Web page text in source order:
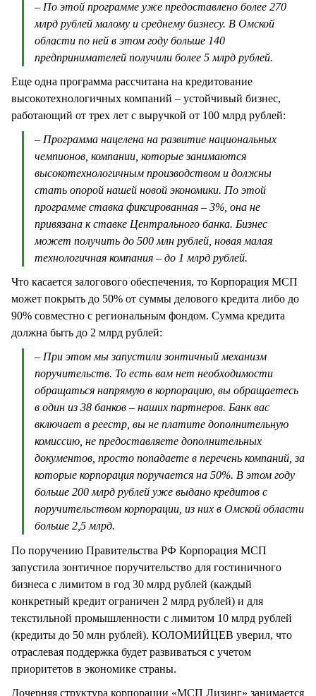
– По этой программе уже предоставлено более 270
млрд рублей малому и среднему бизнесу. В Омской
области по ней в этом году больше 140
предпринимателей получили более 5 млрд рублей.
Еще одна программа рассчитана на кредитование
высокотехнологичных компаний – устойчивый бизнес,
работающий от трех лет с выручкой от 100 млрд рублей:
– Программа нацелена на развитие национальных
чемпионов, компании, которые занимаются
высокотехнологичным производством и должны
стать опорой нашей новой экономики. По этой
программе ставка фиксированная – 3%, она не
привязана к ставке Центрального банка. Бизнес
может получить до 500 млн рублей, новая малая
технологичная компания – до 1 млрд рублей.
Что касается залогового обеспечения, то Корпорация МСП
может покрыть до 50% от суммы делового кредита либо до
90% совместно с региональным фондом. Сумма кредита
должна быть до 2 млрд рублей:
– При этом мы запустили зонтичный механизм
поручительств. То есть вам нет необходимости
обращаться напрямую в корпорацию, вы обращаетесь
в один из 38 банков – наших партнеров. Банк вас
включает в реестр, вы не платите дополнительную
комиссию, не предоставляете дополнительных
документов, просто попадаете в перечень компаний, за
которые корпорация поручается на 50%. В этом году
больше 200 млрд рублей уже выдано кредитов с
поручительством корпорации, из них в Омской области
больше 2,5 млрд.
По поручению Правительства РФ Корпорация МСП
запустила зонтичное поручительство для гостиничного
бизнеса с лимитом в год 30 млрд рублей (каждый
конкретный кредит ограничен 2 млрд рублей) и для
текстильной промышленности с лимитом 10 млрд рублей
(кредиты до 50 млн рублей). КОЛОМИЙЦЕВ уверил, что
отраслевая поддержка будет развиваться с учетом
приоритетов в экономике страны.
Дочерняя структура корпорации «МСП Лизинг» занимается